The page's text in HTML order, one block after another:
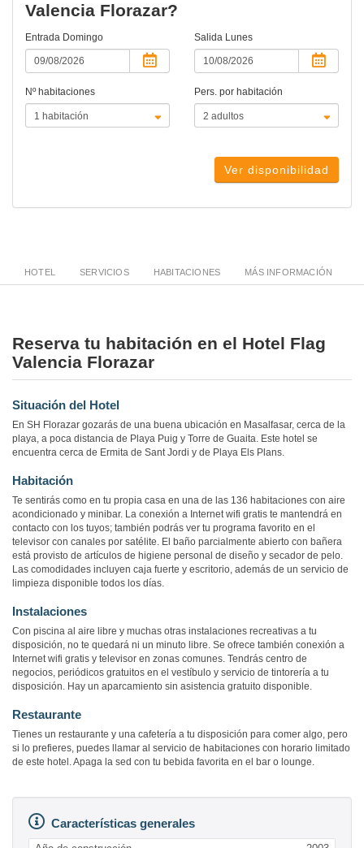
Valencia Florazar?
Entrada Domingo Salida Lunes
Nº habitaciones Pers. por habitación
Ver disponibilidad
HOTEL SERVICIOS HABITACIONES MÁS INFORMACIÓN
Reserva tu habitación en el Hotel Flag
Valencia Florazar
Situación del Hotel
En SH Florazar gozarás de una buena ubicación en Masalfasar, cerca de la
playa, a poca distancia de Playa Puig y Torre de Guaita. Este hotel se
encuentra cerca de Ermita de Sant Jordi y de Playa Els Plans.
Habitación
Te sentirás como en tu propia casa en una de las 136 habitaciones con aire
acondicionado y minibar. La conexión a Internet wifi gratis te mantendrá en
contacto con los tuyos; también podrás ver tu programa favorito en el
televisor con canales por satélite. El baño parcialmente abierto con bañera
está provisto de artículos de higiene personal de diseño y secador de pelo.
Las comodidades incluyen caja fuerte y escritorio, además de un servicio de
limpieza disponible todos los días.
Instalaciones
Con piscina al aire libre y muchas otras instalaciones recreativas a tu
disposición, no te quedará ni un minuto libre. Se ofrece también conexión a
Internet wifi gratis y televisor en zonas comunes. Tendrás centro de
negocios, periódicos gratuitos en el vestíbulo y servicio de tintorería a tu
disposición. Hay un aparcamiento sin asistencia gratuito disponible.
Restaurante
Tienes un restaurante y una cafetería a tu disposición para comer algo, pero
si lo prefieres, puedes llamar al servicio de habitaciones con horario limitado
de este hotel. Apaga la sed con tu bebida favorita en el bar o lounge.
Características generales